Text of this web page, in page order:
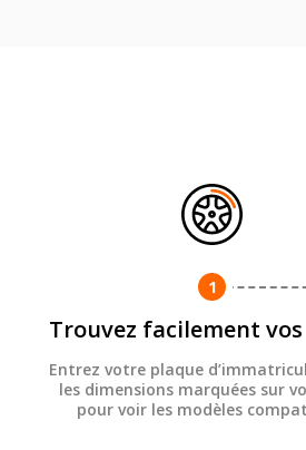
1
Trouvez facilement
Entrez votre plaque
les dimensions marquées sur
pour voir les modèles